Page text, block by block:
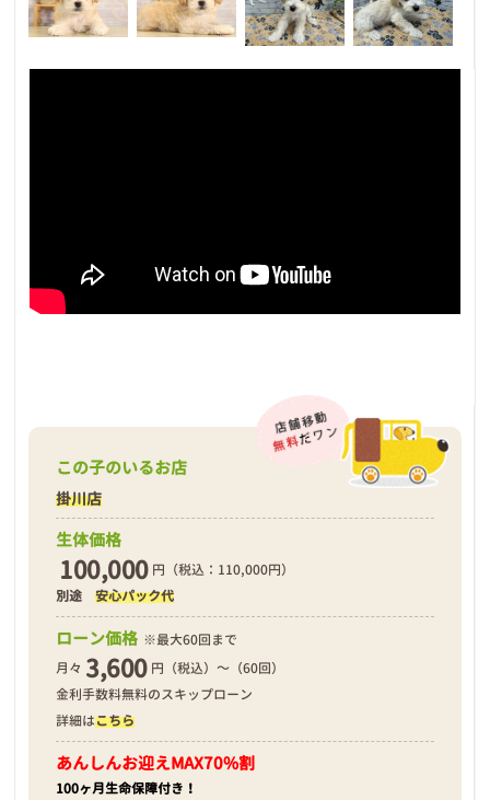
この子のいるお店
掛川店
生体価格
100,000 円（税込：110,000円）
別途安心パック代
ローン価格 ※最大60回まで
月々 3,600 円（税込）～（60回）
金利手数料無料のスキップローン
詳細はこちら
あんしんお迎えMAX70%割
100ヶ月生命保障付き！